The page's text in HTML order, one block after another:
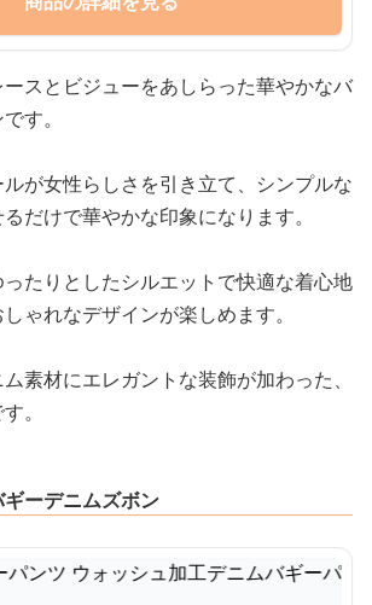
スとビジューをあしらった華やかなバ
す。
が女性らしさを引き立て、シンプルな
だけで華やかな印象になります。
たりとしたシルエットで快適な着心地
ゃれなデザインが楽しめます。
素材にエレガントな装飾が加わった、
。
ーデニムズボン